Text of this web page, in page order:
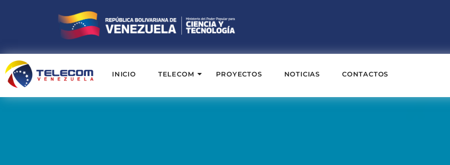
INICIO TELECOM PROYECTOS NOTICIAS CONTACTOS